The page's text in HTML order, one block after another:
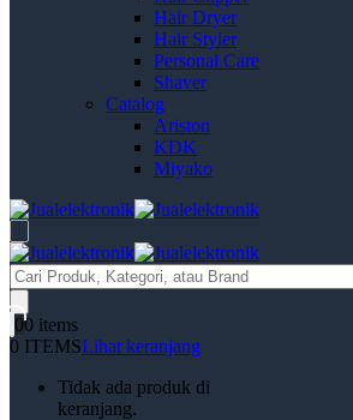
Hair Dryer
Hair Styler
Personal Care
Shaver
Catalog
Ariston
KDK
Miyako
Products
search
00 items
0 ITEMSLihat keranjang
Tidak ada produk di
keranjang.